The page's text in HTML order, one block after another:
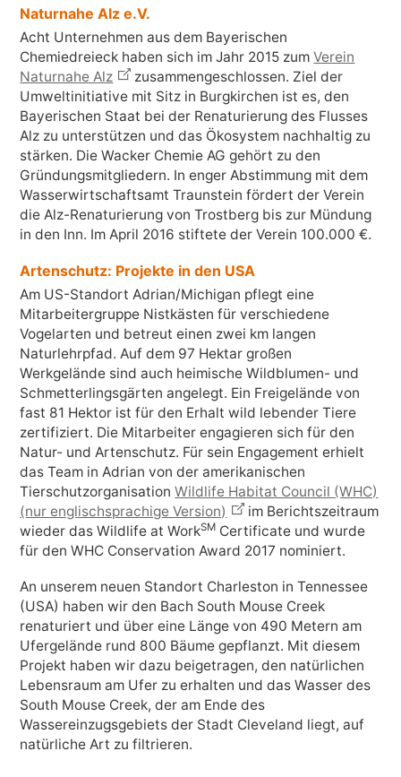
Naturnahe Alz e.V.
Acht Unternehmen aus dem Bayerischen
Chemiedreieck haben sich im Jahr 2015 zumVerein
Naturnahe Alz
zusammengeschlossen. Ziel der
Umweltinitiative mit Sitz in Burgkirchen ist es, den
Bayerischen Staat bei der Renaturierung des Flusses
Alz zu unterstützen und das Ökosystem nachhaltig zu
stärken. Die Wacker Chemie AG gehört zu den
Gründungsmitgliedern. In enger Abstimmung mit dem
Wasserwirtschaftsamt Traunstein fördert der Verein
die Alz-Renaturierung von Trostberg bis zur Mündung
in den Inn. Im April 2016 stiftete der Verein 100.000 €.
Artenschutz: Projekte in den USA
Am US-Standort Adrian/Michigan pflegt eine
Mitarbeitergruppe Nistkästen für verschiedene
Vogelarten und betreut einen zwei km langen
Naturlehrpfad. Auf dem 97 Hektar großen
Werkgelände sind auch heimische Wildblumen- und
Schmetterlingsgärten angelegt. Ein Freigelände von
fast 81 Hektor ist für den Erhalt wild lebender Tiere
zertifiziert. Die Mitarbeiter engagieren sich für den
Natur- und Artenschutz. Für sein Engagement erhielt
das Team in Adrian von der amerikanischen
TierschutzorganisationWildlife Habitat Council (WHC)
(nur englischsprachige Version)
im Berichtszeitraum
wieder das Wildlife at WorkSM Certificate und wurde
für den WHC Conservation Award 2017 nominiert.
An unserem neuen Standort Charleston in Tennessee
(USA) haben wir den Bach South Mouse Creek
renaturiert und über eine Länge von 490 Metern am
Ufergelände rund 800 Bäume gepflanzt. Mit diesem
Projekt haben wir dazu beigetragen, den natürlichen
Lebensraum am Ufer zu erhalten und das Wasser des
South Mouse Creek, der am Ende des
Wassereinzugsgebiets der Stadt Cleveland liegt, auf
natürliche Art zu filtrieren.
Twitter
LinkedIn